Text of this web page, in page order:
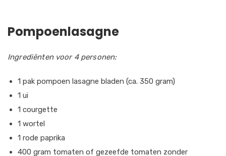
Pompoenlasagne
Ingrediënten voor 4 personen:
1 pak pompoen lasagne bladen (ca. 350 gram)
1 ui
1 courgette
1 wortel
1 rode paprika
400 gram tomaten of gezeefde tomaten zonder